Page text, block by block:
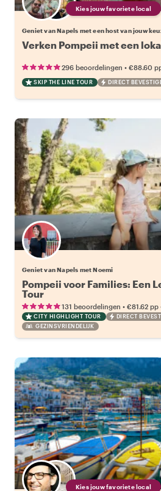
Kies jouw favoriete local
Geniet van Napels met een host van jouw
Verken Pompeii met een
296 beoordelingen • €88.60
SKIP THE LINE TOUR DIRECT
Geniet van Napels met Noemi
Pompeii voor Families: Een
Tour
131 beoordelingen • €81.62 pp
CITY HIGHLIGHT TOUR
DIRECT
GEZINSVRIENDELIJK
Kies jouw favoriete local